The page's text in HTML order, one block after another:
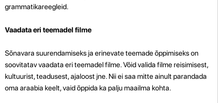
grammatikareegleid.
Vaadata eri teemadel filme
Sõnavara suurendamiseks ja erinevate teemade õppimiseks on
soovitatav vaadata eri teemadel filme. Võid valida filme reisimisest,
kultuurist, teadusest, ajaloost jne. Nii ei saa mitte ainult parandada
oma araabia keelt, vaid õppida ka palju maailma kohta.